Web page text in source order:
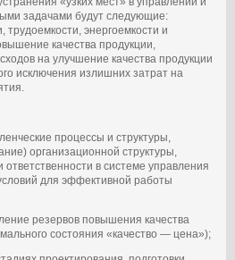
задачами будут следующие:
энергоемкости и
качества продукции,
на улучшение качества продукции
исключения излишних затрат на
процессы и структуры,
организационной структуры,
в системе управления
для эффективной работы
резервов повышения качества
состояния «качество — цена»);